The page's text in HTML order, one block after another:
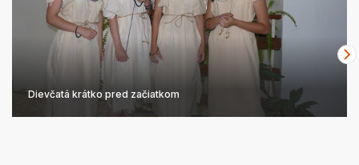
Dievčatá krátko pred začiatkom